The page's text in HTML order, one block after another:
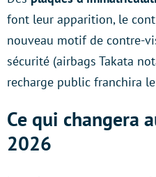
font leur apparition, le
nouveau motif de contre-
sécurité (airbags Takata
recharge public franchira
Ce qui changera
2026